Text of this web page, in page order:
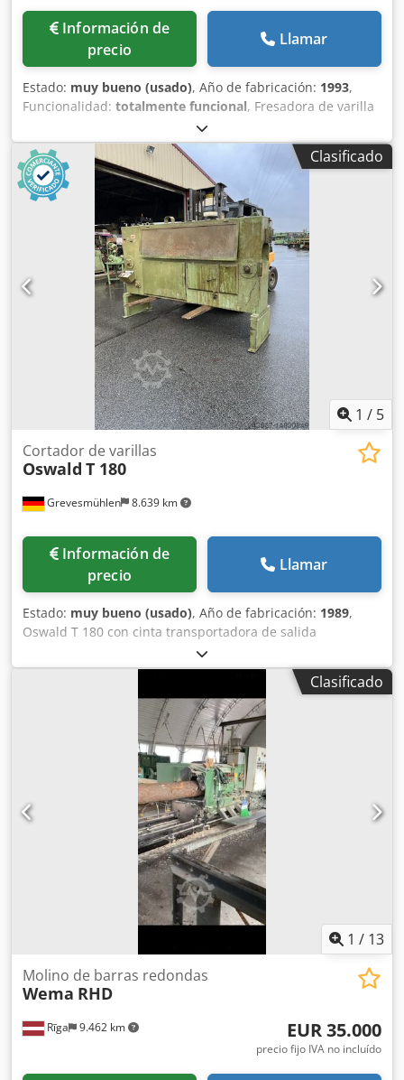
Información de
precio
Llamar
Estado: muy bueno (usado), Año de fabricación: 1993,
Funcionalidad: totalmente funcional, Fresadora de varilla
redonda Bezner Csdpfx Ajrfxiloi Tsha Rango de trabajo
(rango de fresado) 30 - 120mm máx. madera en bruto
180mm refuerzo máx. 60mm Longitud mínima de la
madera 600mm
Clasificado
1 / 5
Grevesmühlen 8.639 km
Cortador de varillas
Oswald T 180
Información de
precio
Llamar
Estado: muy bueno (usado), Año de fabricación: 1989,
Oswald T 180 con cinta transportadora de salida
Tronzadora circular para el corte longitudinal de madera
redonda de hasta 180 mm Chjderfxkbepfx Ai Toa
Clasificado
1 / 13
Rīga 9.462 km
Molino de barras redondas
Wema RHD
EUR 35.000
precio fijo IVA no incluído